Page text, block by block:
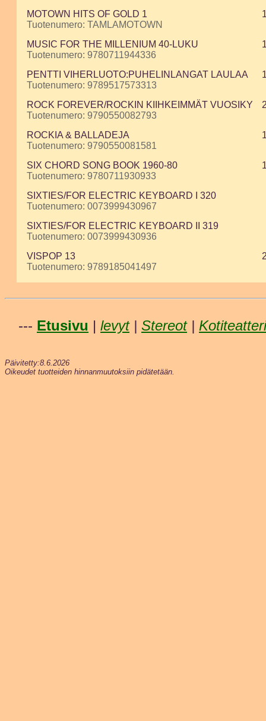
MOTOWN HITS OF GOLD 1
Tuotenumero: TAMLAMOTOWN
MUSIC FOR THE MILLENIUM 40-LUKU
Tuotenumero: 9780711944336
PENTTI VIHERLUOTO:PUHELINLANGAT LAULAA
Tuotenumero: 9789517573313
ROCK FOREVER/ROCKIN KIIHKEIMMÄT VUOSIKY
Tuotenumero: 9790550082793
ROCKIA & BALLADEJA
Tuotenumero: 9790550081581
SIX CHORD SONG BOOK 1960-80
Tuotenumero: 9780711930933
SIXTIES/FOR ELECTRIC KEYBOARD I 320
Tuotenumero: 0073999430967
SIXTIES/FOR ELECTRIC KEYBOARD II 319
Tuotenumero: 0073999430936
VISPOP 13
Tuotenumero: 9789185041497
--- Etusivu | levyt| Stereot| Kotiteatteri
Päivitetty:8.6.2026
Oikeudet tuotteiden hinnanmuutoksiin pidätetään.